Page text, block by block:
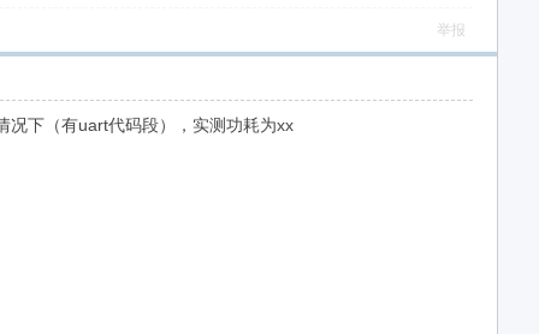
举报
况下（有uart代码段），实测功耗为xx